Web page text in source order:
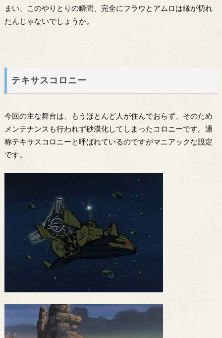
まい、このやりとりの瞬間、完全にフラウとアムロは縁が切れ
たんじゃないでしょうか。
テキサスコロニー
今回の主な舞台は、もうほとんど人が住んでおらず、そのため
メンテナンスも行われず砂漠化してしまったコロニーです。通
称テキサスコロニーと呼ばれているのですがマニアックな設定
です。